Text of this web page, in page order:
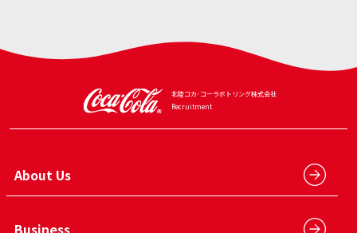
北陸コカ･コーラボトリング株式会社
Recruitment
About Us
Business